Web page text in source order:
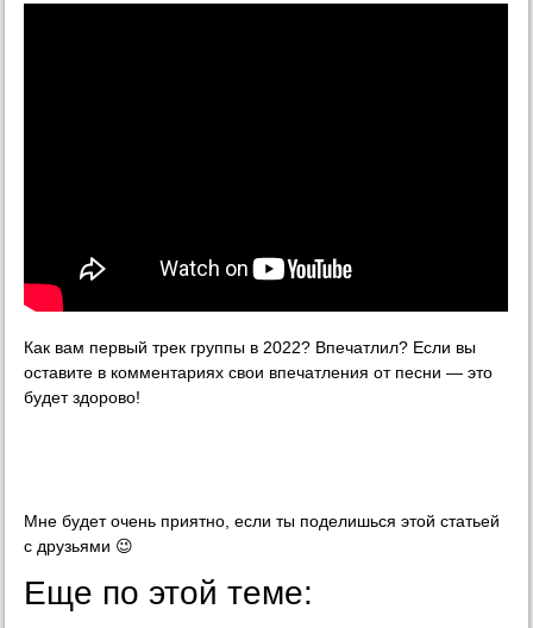
Как вам первый трек группы в 2022? Впечатлил? Если вы
оставите в комментариях свои впечатления от песни — это
будет здорово!
Мне будет очень приятно, если ты поделишься этой статьей
с друзьями 😉
Еще по этой теме: